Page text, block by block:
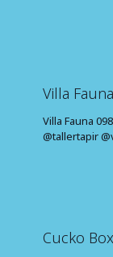
Villa Fauna
Villa Fauna
@tallertapir
Cucko